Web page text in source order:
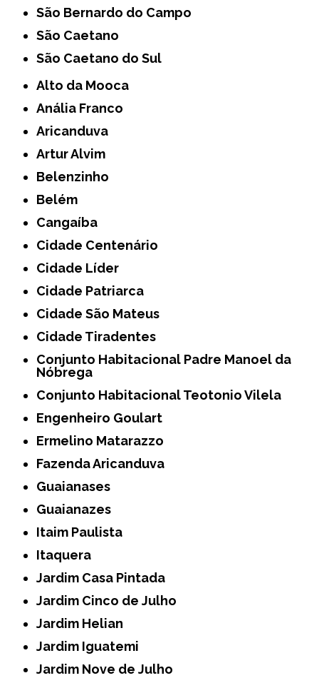
São Bernardo do Campo
São Caetano
São Caetano do Sul
Alto da Mooca
Anália Franco
Aricanduva
Artur Alvim
Belenzinho
Belém
Cangaíba
Cidade Centenário
Cidade Líder
Cidade Patriarca
Cidade São Mateus
Cidade Tiradentes
Conjunto Habitacional Padre Manoel da
Nóbrega
Conjunto Habitacional Teotonio Vilela
Engenheiro Goulart
Ermelino Matarazzo
Fazenda Aricanduva
Guaianases
Guaianazes
Itaim Paulista
Itaquera
Jardim Casa Pintada
Jardim Cinco de Julho
Jardim Helian
Jardim Iguatemi
Jardim Nove de Julho